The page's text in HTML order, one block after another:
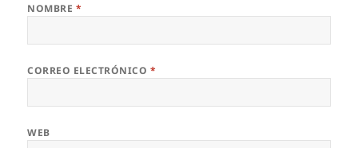
NOMBRE *
CORREO ELECTRÓNICO *
WEB